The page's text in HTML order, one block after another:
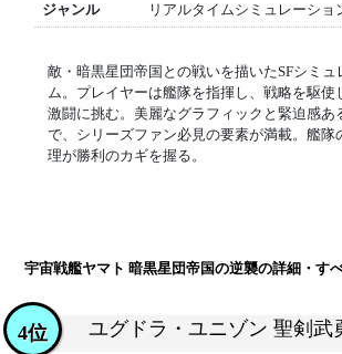
ジャンル リアルタイムシミュレーショ
敵・暗黒星団帝国との戦いを描いたSFシミュ
ム。プレイヤーは艦隊を指揮し、戦略を駆使
激闘に挑む。美麗なグラフィックと緊迫感あ
で、シリーズファン必見の要素が満載。艦隊
理が勝利のカギを握る。
宇宙戦艦ヤマト 暗黒星団帝国の逆襲の詳細・す
ユグドラ・ユニゾン 聖剣武
4位